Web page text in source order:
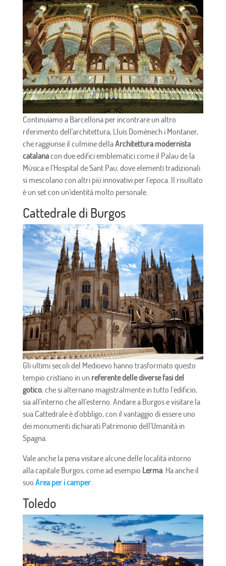
Continuiamo a Barcellona per incontrare un altro
riferimento dell'architettura, Lluís Domènech i Montaner,
che raggiunse il culmine dellaArchitettura modernista
catalanacon due edifici emblematici come il Palau de la
Música e l'Hospital de Sant Pau, dove elementi tradizionali
si mescolano con altri più innovativi per l'epoca. Il risultato
è un set con un'identità molto personale.
Cattedrale di Burgos
Gli ultimi secoli del Medioevo hanno trasformato questo
tempio cristiano in un referente delle diverse fasi del
gotico, che si alternano magistralmente in tutto l'edificio,
sia all'interno che all'esterno. Andare a Burgos e visitare la
sua Cattedrale è d'obbligo, con il vantaggio di essere uno
dei monumenti dichiarati Patrimonio dell'Umanità in
Spagna.
Vale anche la pena visitare alcune delle località intorno
alla capitale Burgos, come ad esempio Lerma. Ha anche il
suo Area per i camper.
Toledo